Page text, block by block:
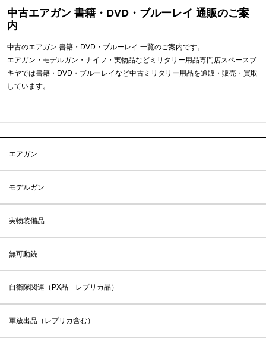
中古エアガン 書籍・DVD・ブルーレイ 通販のご案
内
中古のエアガン 書籍・DVD・ブルーレイ 一覧のご案内です。
エアガン・モデルガン・ナイフ・実物品などミリタリー用品専門店スペースブ
キヤでは書籍・DVD・ブルーレイなど中古ミリタリー用品を通販・販売・買取
しています。
エアガン
モデルガン
実物装備品
無可動銃
自衛隊関連（PX品 レプリカ品）
軍放出品（レプリカ含む）